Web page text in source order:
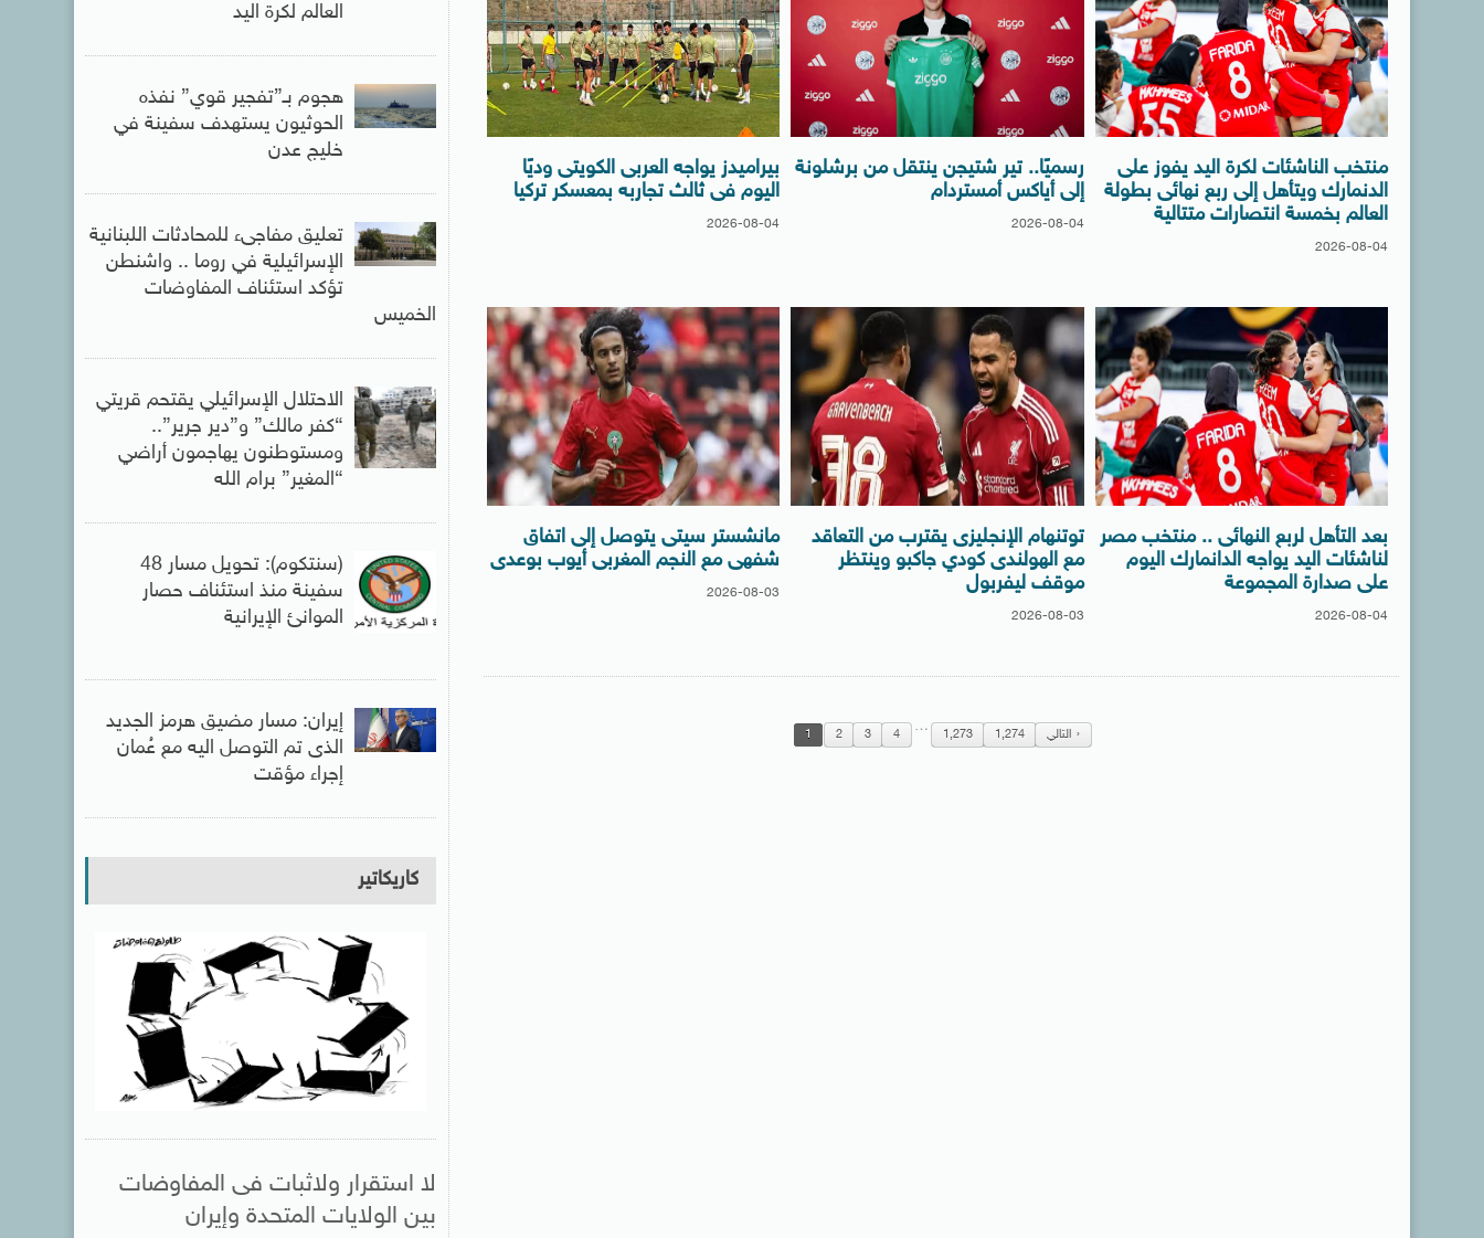
منتخب الناشئات لكرة اليد يفوز على
الدنمارك ويتأهل إلى ربع نهائى بطولة
العالم بخمسة انتصارات متتالية
2026-08-04
رسميًا.. تير شتيجن ينتقل من برشلونة
إلى أياكس أمستردام
2026-08-04
بيراميدز يواجه العربى الكويتى وديًا
اليوم فى ثالث تجاربه بمعسكر تركيا
2026-08-04
بعد التأهل لربع النهائى .. منتخب مصر
لناشئات اليد يواجه الدانمارك اليوم
على صدارة المجموعة
2026-08-04
توتنهام الإنجليزى يقترب من التعاقد
مع الهولندى كودي جاكبو وينتظر
موقف ليفربول
2026-08-03
مانشستر سيتى يتوصل إلى اتفاق
شفهى مع النجم المغربى أيوب بوعدى
2026-08-03
1 2 3 4 … 1,273 1,274 التالي
العالم لكرة اليد
هجوم بـ”تفجير قوي” نفذه
الحوثيون يستهدف سفينة في
خليج عدن
تعليق مفاجىء للمحادثات اللبنانية
الإسرائيلية في روما .. واشنطن
تؤكد استئناف المفاوضات
الخميس
الاحتلال الإسرائيلي يقتحم قريتي
“كفر مالك” و”دير جرير”..
ومستوطنون يهاجمون أراضي
“المغير” برام الله
(سنتكوم): تحويل مسار 48
سفينة منذ استئناف حصار
الموانئ الإيرانية
إيران: مسار مضيق هرمز الجديد
الذى تم التوصل اليه مع عُمان
إجراء مؤقت
كاريكاتير
لا استقرار ولاثبات فى المفاوضات
بين الولايات المتحدة وإيران